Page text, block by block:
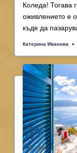
Коледа! Тогава
оживлението е
къде да
Posted
Катерина Иванова